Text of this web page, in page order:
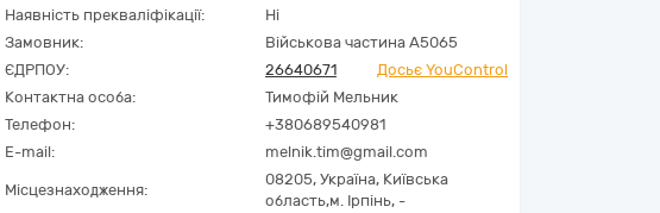
Наявність прекваліфікації:
Ні
Замовник:
Військова частина А5065
ЄДРПОУ:
26640671
Досьє YouControl
Контактна особа:
Тимофій Мельник
Телефон:
+380689540981
E-mail:
melnik.tim@gmail.com
Місцезнаходження:
08205, Україна, Київська
область,м. Ірпінь, -